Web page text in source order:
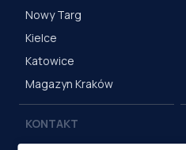
Nowy Targ
Kielce
Katowice
Magazyn Kraków
KONTAKT